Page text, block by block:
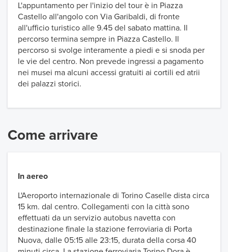
L'appuntamento per l'inizio del tour è in Piazza
Castello all'angolo con Via Garibaldi, di fronte
all'ufficio turistico alle 9.45 del sabato mattina. Il
percorso termina sempre in Piazza Castello. Il
percorso si svolge interamente a piedi e si snoda per
le vie del centro. Non prevede ingressi a pagamento
nei musei ma alcuni accessi gratuiti ai cortili ed atrii
dei palazzi storici.
Come arrivare
In aereo
L'Aeroporto internazionale di Torino Caselle dista circa
15 km. dal centro. Collegamenti con la città sono
effettuati da un servizio autobus navetta con
destinazione finale la stazione ferroviaria di Porta
Nuova, dalle 05:15 alle 23:15, durata della corsa 40